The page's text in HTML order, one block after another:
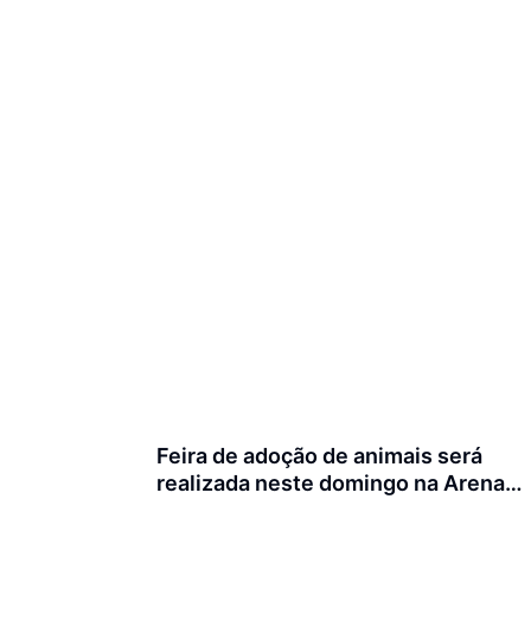
Feira de adoção de animais será
realizada neste domingo na Arena